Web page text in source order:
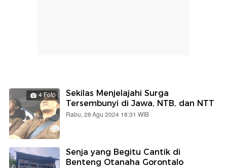
4 Foto
Sekilas Menjelajahi Surga
Tersembunyi di Jawa, NTB, dan NTT
Rabu, 28 Agu 2024 18:31 WIB
Senja yang Begitu Cantik di
Benteng Otanaha Gorontalo